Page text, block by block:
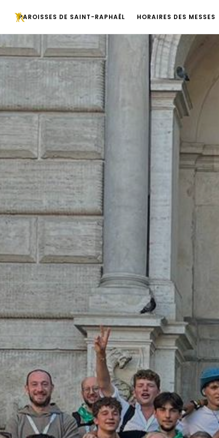
PAROISSES DE SAINT-RAPHAËL HORAIRES DES MESSES